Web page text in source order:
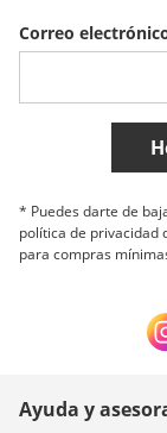
Belgique (Français)
Correo
* Puedes darte de
política de privacidad
para compras
Ayuda y